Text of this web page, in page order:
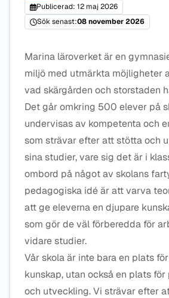
Publicerad: 12 maj 2026
Sök senast:08 november 2026
Marina läroverket är en
miljö med utmärkta möjligheter
vad skärgården och storstaden
Det går omkring 500 elever på
undervisas av kompetenta och
som strävar efter att stötta och
sina studier, vare sig det är i
ombord på något av skolans
pedagogiska idé är att varva
att ge eleverna en djupare
som gör de väl förberedda för
vidare studier.
Vår skola är inte bara en plats
kunskap, utan också en plats
och utveckling. Vi strävar efter